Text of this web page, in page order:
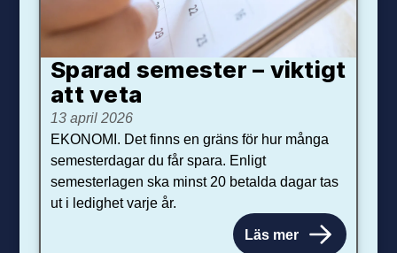
Sparad semester – viktigt
att veta
13 april 2026
EKONOMI. Det finns en gräns för hur många
semesterdagar du får spara. Enligt
semesterlagen ska minst 20 betalda dagar tas
ut i ledighet varje år.
Läs mer